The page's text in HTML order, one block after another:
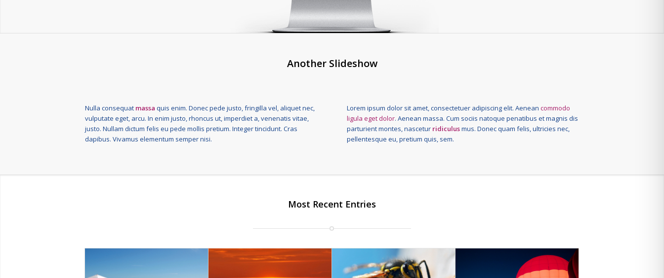
Another Slideshow
Nulla consequat massa quis enim. Donec pede justo, fringilla vel, aliquet nec,
vulputate eget, arcu. In enim justo, rhoncus ut, imperdiet a, venenatis vitae,
justo. Nullam dictum felis eu pede mollis pretium. Integer tincidunt. Cras
dapibus. Vivamus elementum semper nisi.
Lorem ipsum dolor sit amet, consectetuer adipiscing elit. Aenean commodo
ligula eget dolor. Aenean massa. Cum sociis natoque penatibus et magnis dis
parturient montes, nascetur ridiculusmus. Donec quam felis, ultricies nec,
pellentesque eu, pretium quis, sem.
Most Recent Entries